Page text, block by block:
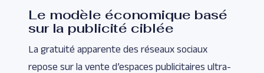
Le modèle économique basé
sur la publicité ciblée
La gratuité apparente des réseaux sociaux
repose sur la vente d’espaces publicitaires ultra-